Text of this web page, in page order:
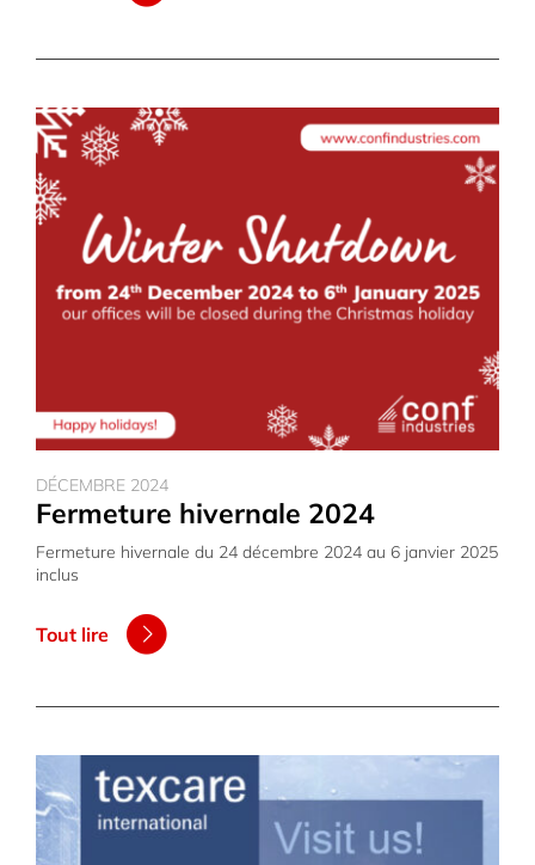
DÉCEMBRE 2024
Fermeture hivernale 2024
Fermeture hivernale du 24 décembre 2024 au 6 janvier 2025
inclus
Tout lire